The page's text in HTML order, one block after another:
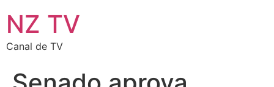
NZ TV
Canal de TV